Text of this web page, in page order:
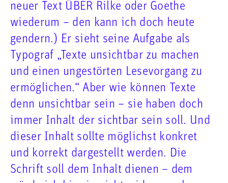
neuer Text ÜBER Rilke oder Goethe
wiederum – den kann ich doch heute
gendern.) Er sieht seine Aufgabe als
Typograf „Texte unsichtbar zu machen
und einen ungestörten Lesevorgang zu
ermöglichen.“ Aber wie können Texte
denn unsichtbar sein – sie haben doch
immer Inhalt der sichtbar sein soll. Und
dieser Inhalt sollte möglichst konkret
und korrekt dargestellt werden. Die
Schrift soll dem Inhalt dienen – dem